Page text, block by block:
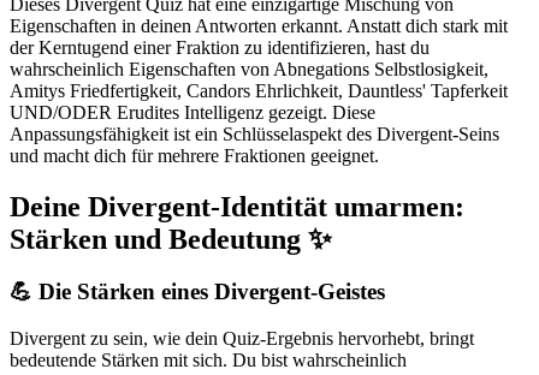
Eigenschaften in deinen Antworten erkannt. Anstatt dich stark mit
der Kerntugend einer Fraktion zu identifizieren, hast du
wahrscheinlich Eigenschaften von Abnegations Selbstlosigkeit,
Amitys Friedfertigkeit, Candors Ehrlichkeit, Dauntless' Tapferkeit
UND/ODER Erudites Intelligenz gezeigt. Diese
Anpassungsfähigkeit ist ein Schlüsselaspekt des Divergent-Seins
und macht dich für mehrere Fraktionen geeignet.
Deine Divergent-Identität umarmen:
Stärken und Bedeutung ✨
💪 Die Stärken eines Divergent-Geistes
Divergent zu sein, wie dein Quiz-Ergebnis hervorhebt, bringt
bedeutende Stärken mit sich. Du bist wahrscheinlich